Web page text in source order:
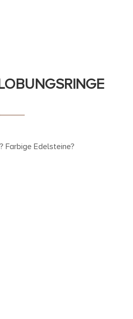
Farbige Edelsteine?